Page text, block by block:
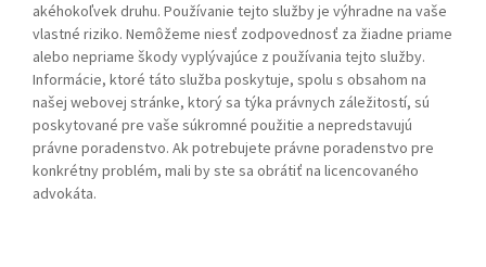
akéhokoľvek druhu. Používanie tejto služby je výhradne na vaše
vlastné riziko. Nemôžeme niesť zodpovednosť za žiadne priame
alebo nepriame škody vyplývajúce z používania tejto služby.
Informácie, ktoré táto služba poskytuje, spolu s obsahom na
našej webovej stránke, ktorý sa týka právnych záležitostí, sú
poskytované pre vaše súkromné použitie a nepredstavujú
právne poradenstvo. Ak potrebujete právne poradenstvo pre
konkrétny problém, mali by ste sa obrátiť na licencovaného
advokáta.